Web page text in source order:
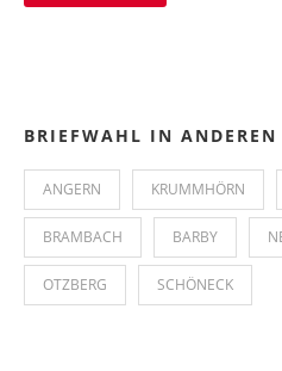
BRIEFWAHL IN ANDEREN
ANGERN KRUMMHÖRN
BRAMBACH BARBY
OTZBERG SCHÖNECK